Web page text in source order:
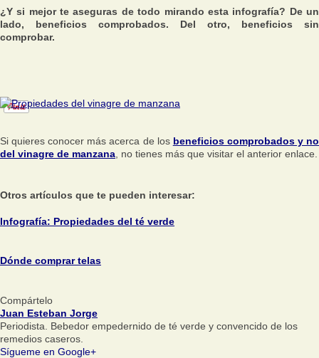
¿Y si mejor te aseguras de todo mirando esta infografía? De un
lado, beneficios comprobados. Del otro, beneficios sin
comprobar.
Si quieres conocer más acerca de los beneficios comprobados y no
del vinagre de manzana , no tienes más que visitar el anterior enlace.
Otros artículos que te pueden interesar:
Infografía: Propiedades del té verde
Dónde comprar telas
Compártelo
Juan Esteban Jorge
Periodista. Bebedor empedernido de té verde y convencido de los
remedios caseros.
Sígueme en Google+